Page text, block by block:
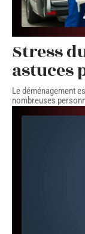
Stress
astuces
Le déménagement
nombreuses